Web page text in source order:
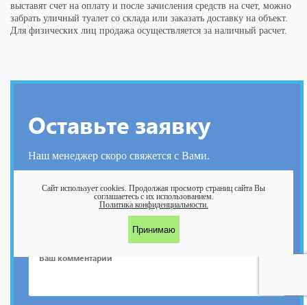
выставят счет на оплату и после зачисления средств на счет, можно
забрать уличный туалет со склада или заказать доставку на объект.
Для физических лиц продажа осуществляется за наличный расчет.
Оставьте заявку
Наш менеджер скоро свяжется с Вами.
Сайт использует cookies. Продолжая просмотр страниц сайта Вы
соглашаетесь с их использованием.
Политика конфиденциальности.
Принимаю